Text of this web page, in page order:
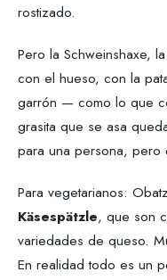
rostizado.
Pero la Schweinshaxe,
con el hueso, con la
garrón — como lo que
grasita que se asa
para una persona, pero
Para vegetarianos:
Käsespätzle, que son
variedades de queso.
En realidad todo es un